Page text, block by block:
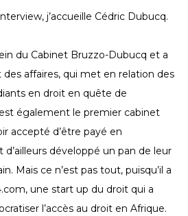
j’accueille Cédric Dubucq.
du Cabinet Bruzzo-Dubucq et a
des affaires, qui met en relation des
en droit en quête de
également le premier cabinet
accepté d’être payé en
développé un pan de leur
Mais ce n’est pas tout, puisqu’il a
une start up du droit qui a
l’accès au droit en Afrique.